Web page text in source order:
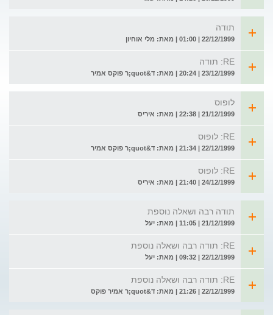
תודה
22/12/1999 | 01:00 | מאת: מלי אוחיון
RE: תודה
23/12/1999 | 20:24 | מאת: ד&quot;ר פוקס אמיר
לופוס
21/12/1999 | 22:38 | מאת: איריס
RE: לופוס
22/12/1999 | 21:34 | מאת: ד&quot;ר פוקס אמיר
RE: לופוס
24/12/1999 | 21:40 | מאת: איריס
תודה רבה ושאלה נוספת
21/12/1999 | 11:05 | מאת: יעל
RE: תודה רבה ושאלה נוספת
22/12/1999 | 09:32 | מאת: יעל
RE: תודה רבה ושאלה נוספת
22/12/1999 | 21:26 | מאת: ד&quot;ר אמיר פוקס